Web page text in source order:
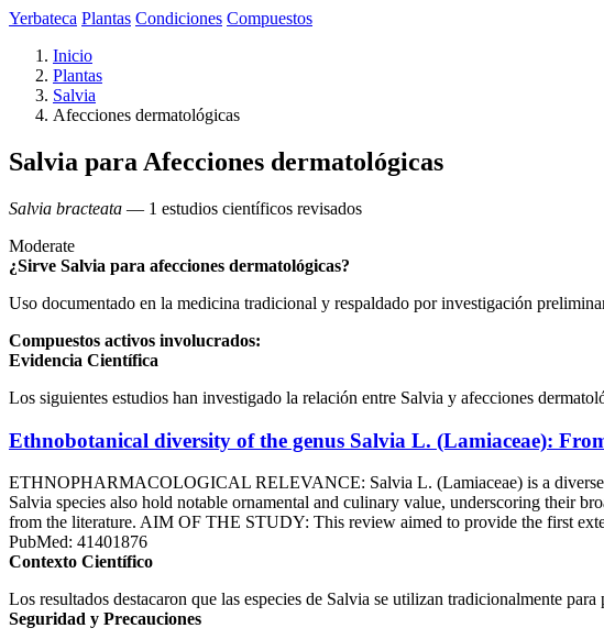
Yerbateca Plantas Condiciones Compuestos
Inicio
Plantas
Salvia
Afecciones dermatológicas
Salvia para Afecciones dermatológicas
Salvia bracteata — 1 estudios científicos revisados
Moderate
¿Sirve Salvia para afecciones dermatológicas?
Uso documentado en la medicina tradicional y respaldado por investigación
Compuestos activos involucrados:
Evidencia Científica
Los siguientes estudios han investigado la relación entre Salvia y afecciones
Ethnobotanical diversity of the genus Salvia L. (Lamiaceae):
ETHNOPHARMACOLOGICAL RELEVANCE: Salvia L. (Lamiaceae) is a diverse
Salvia species also hold notable ornamental and culinary value, underscoring their
from the literature. AIM OF THE STUDY: This review aimed to provide the first
PubMed: 41401876
Contexto Científico
Los resultados destacaron que las especies de Salvia se utilizan tradicionalmente
Seguridad y Precauciones